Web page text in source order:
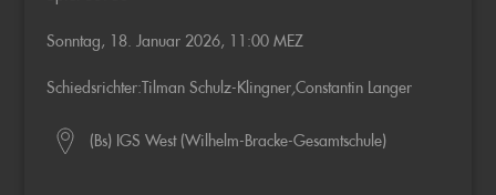
Sonntag, 18. Januar 2026, 11:00 MEZ
Schiedsrichter:Tilman Schulz-Klingner,Constantin Langer
(Bs) IGS West (Wilhelm-Bracke-Gesamtschule)